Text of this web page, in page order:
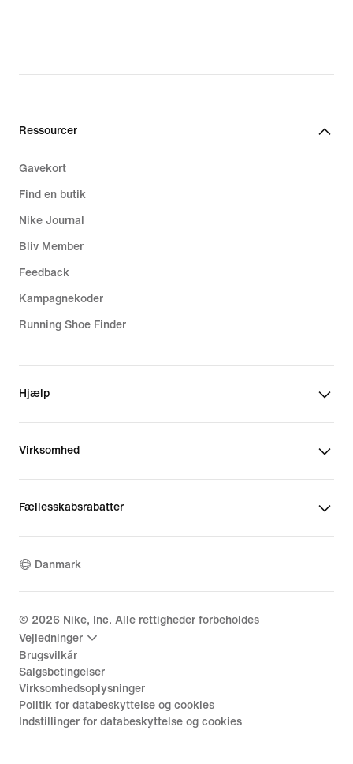
1.049,00 kr.
Ressourcer
Gavekort
Find en butik
Nike Journal
Bliv Member
Feedback
Kampagnekoder
Running Shoe Finder
Hjælp
Virksomhed
Fællesskabsrabatter
Danmark
© 2026 Nike, Inc. Alle rettigheder forbeholdes
Vejledninger
Brugsvilkår
Salgsbetingelser
Virksomhedsoplysninger
Politik for databeskyttelse og cookies
Indstillinger for databeskyttelse og cookies